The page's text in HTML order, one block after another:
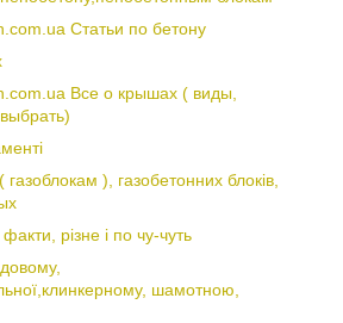
Статьи по бетону
Все о крышах ( виды,
газоблокам ), газобетонних блоків,
різне і по чу-чуть
шамотною,